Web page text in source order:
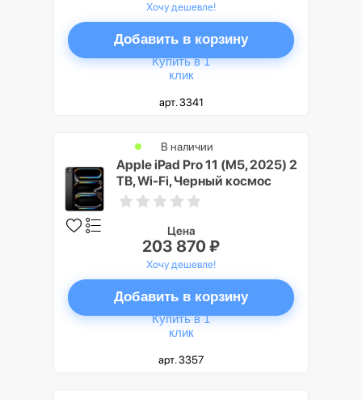
Хочу дешевле!
Добавить в корзину
Купить в 1
клик
арт. 3341
Apple iPad Pro 11 (M5, 2025) 2
TB, Wi-Fi, Черный космос
(Space Black), Nano-texture
В наличии
Цена
203 870 ₽
Хочу дешевле!
Добавить в корзину
Купить в 1
клик
арт. 3357